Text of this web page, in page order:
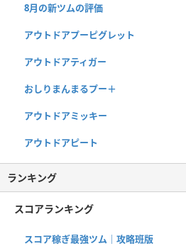
8月の新ツムの評価
アウトドアプーピグレット
アウトドアティガー
おしりまんまるプー＋
アウトドアミッキー
アウトドアピート
ランキング
スコアランキング
スコア稼ぎ最強ツム｜攻略班版